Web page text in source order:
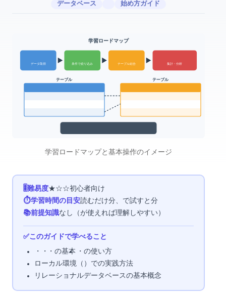
データベース 始め方ガイド
SQL 学習ロードマップ
データ取得 条件で絞り込み テーブル結合 集計・分析
users テーブル orders テーブル
SQL学習ロードマップと基本操作のイメージ
🎚 難易度★☆☆ 初心者向け
⏱ 学習時間の目安読むだけ10分、SQLite で試すと30分
📚 前提知識なし（Excelが使えれば理解しやすい）
✅ このガイドで学べること
SELECT・INSERT・UPDATE・DELETE の基本 WHERE・JOIN の使い方
ローカル環境（SQLite）での実践方法
リレーショナルデータベースの基本概念